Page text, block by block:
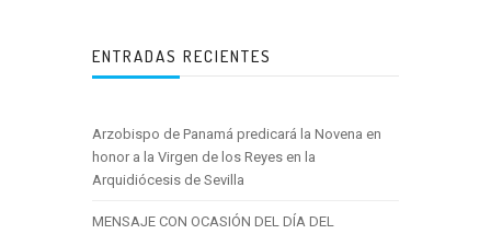
ENTRADAS RECIENTES
Arzobispo de Panamá predicará la Novena en
honor a la Virgen de los Reyes en la
Arquidiócesis de Sevilla
MENSAJE CON OCASIÓN DEL DÍA DEL